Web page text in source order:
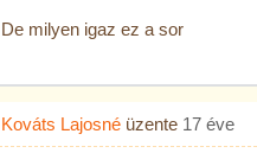
De milyen igaz ez a sor
Kováts Lajosné üzente 17 éve